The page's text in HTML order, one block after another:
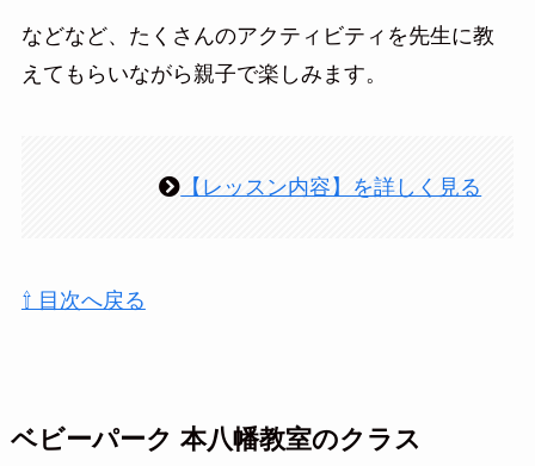
などなど、たくさんのアクティビティを先生に教
えてもらいながら親子で楽しみます。
【レッスン内容】を詳しく見る
⇧ 目次へ戻る
ベビーパーク 本八幡教室のクラス